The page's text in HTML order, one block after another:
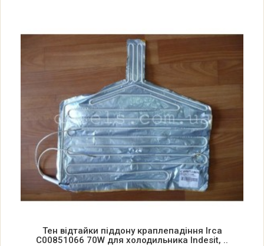
Indesit BH180NF (58392140001)
Indesit BH180NFLZ 58392140001
F039214 (869990392140)
Indesit BH180NFS
Indesit BH180NFS (58392150001)
Indesit BH180NFSLZ 58392150001
Indesit BH 18 NF
Тен відтайки піддону краплепадіння Irca
C00851066 70W для холодильника Indesit, ..